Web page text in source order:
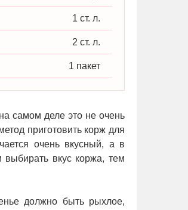
1 ст. л.
2 ст. л.
1 пакет
самом деле это не очень
приготовить корж для
очень вкусный, а в
вкус коржа, тем
должно быть рыхлое,